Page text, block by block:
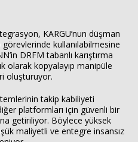
KARGU’nun düşman
kullanılabilmesine
DRFM tabanlı karıştırma
olarak kopyalayıp manipüle
oluşturuyor.
takip kabiliyeti
platformları için güvenli bir
getiriliyor. Böylece yüksek
maliyetli ve entegre insansız